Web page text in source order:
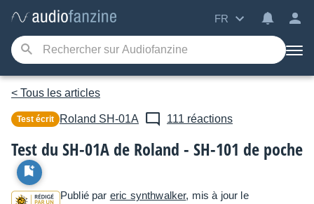
FR
< Tous les articles
Test écrit Roland SH-01A 111 réactions
Test du SH-01A de Roland - SH-101 de poche
Publié par eric synthwalker, mis à jour le